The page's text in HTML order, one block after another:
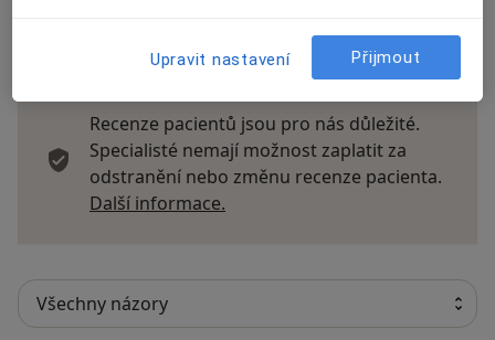
Recenze pacientů jsou pro nás důležité.
Specialisté nemají možnost zaplatit za
odstranění nebo změnu recenze pacienta.
Další informace.
Upravit nastavení Přijmout